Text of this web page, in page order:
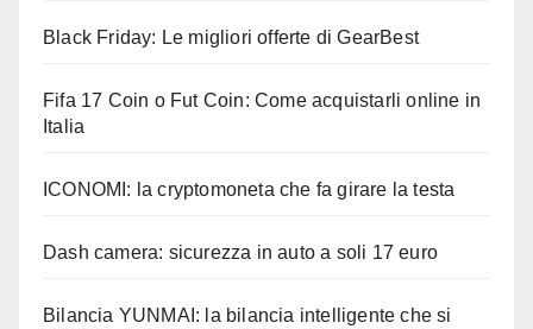
Black Friday: Le migliori offerte di GearBest
Fifa 17 Coin o Fut Coin: Come acquistarli online in
Italia
ICONOMI: la cryptomoneta che fa girare la testa
Dash camera: sicurezza in auto a soli 17 euro
Bilancia YUNMAI: la bilancia intelligente che si